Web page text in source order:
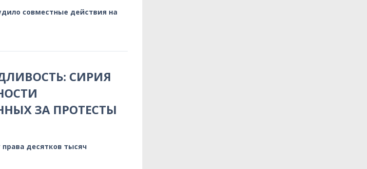
совместные действия на
СИРИЯ
ЗА ПРОТЕСТЫ
права десятков тысяч